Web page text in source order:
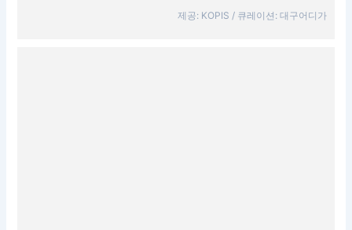
제공: KOPIS / 큐레이션: 대구어디가